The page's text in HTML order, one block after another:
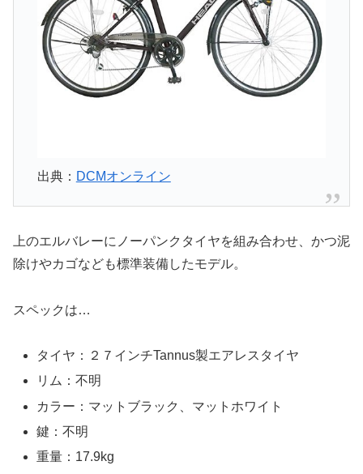
出典： DCMオンライン
上のエルバレーにノーパンクタイヤを組み合わせ、かつ泥
除けやカゴなども標準装備したモデル。
スペックは…
タイヤ：２７インチTannus製エアレスタイヤ
リム：不明
カラー：マットブラック、マットホワイト
鍵：不明
重量：17.9kg